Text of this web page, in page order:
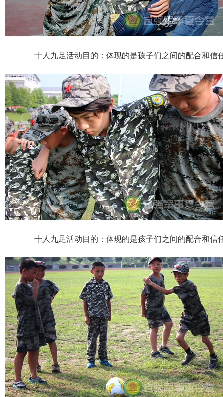
十人九足活动目的：体现的是孩子们之间的配合和
十人九足活动目的：体现的是孩子们之间的配合和